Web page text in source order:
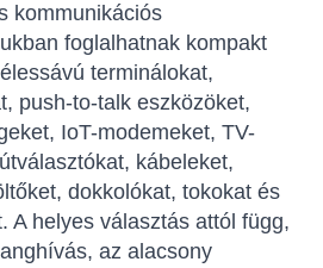
kommunikációs
foglalhatnak kompakt
terminálokat,
push-to-talk eszközöket,
IoT-modemeket, TV-
kábeleket,
dokkolókat, tokokat és
A helyes választás attól függ,
az alacsony